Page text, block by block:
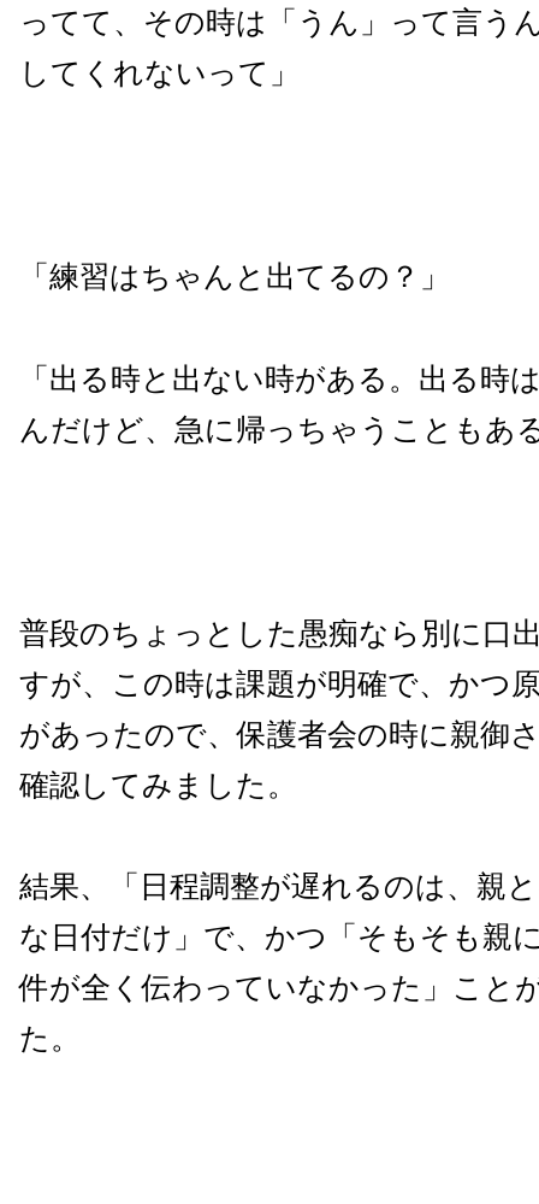
ってて、その時は「うん」って言う
してくれないって」
「練習はちゃんと出てるの？」
「出る時と出ない時がある。出る時
んだけど、急に帰っちゃうこともあ
普段のちょっとした愚痴なら別に口
すが、この時は課題が明確で、かつ
があったので、保護者会の時に親御
確認してみました。
結果、「日程調整が遅れるのは、親
な日付だけ」で、かつ「そもそも親
件が全く伝わっていなかった」こと
た。